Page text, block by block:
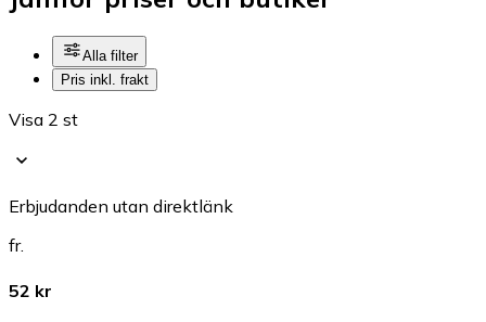
Alla filter
Pris inkl. frakt
Visa 2 st
Erbjudanden utan direktlänk
fr.
52 kr